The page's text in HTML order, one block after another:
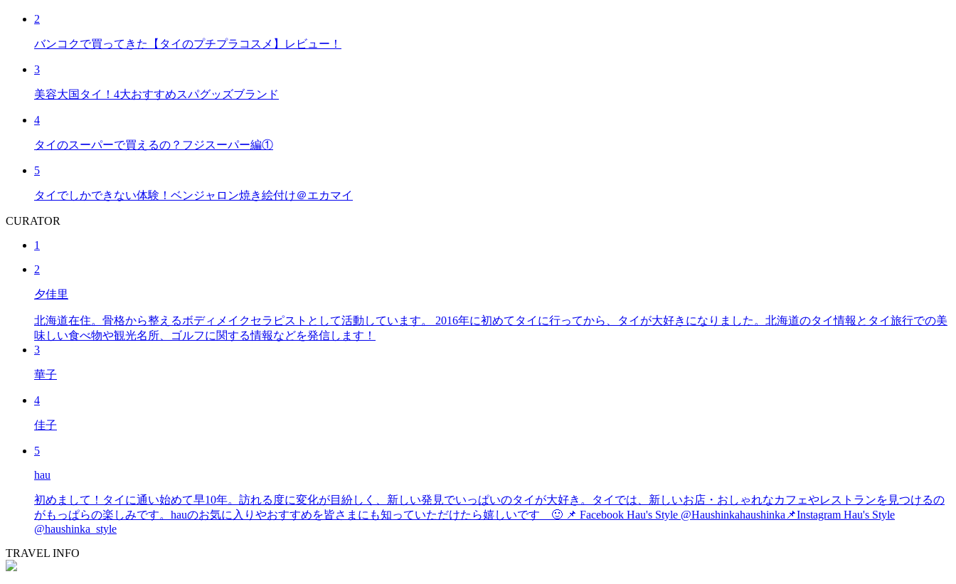
2
バンコクで買ってきた【タイのプチプラコスメ】レビュー！
3
美容大国タイ！4大おすすめスパグッズブランド
4
タイのスーパーで買えるの？フジスーパー編①
5
タイでしかできない体験！ベンジャロン焼き絵付け＠エカマイ
CURATOR
1
2
夕佳里
北海道在住。骨格から整えるボディメイクセラピストとして活動しています。 2016年に初めてタイに行ってから、タイが大好きになりました。北海道のタイ情報とタイ旅行での美
味しい食べ物や観光名所、ゴルフに関する情報などを発信します！
3
華子
4
佳子
5
hau
初めまして！タイに通い始めて早10年。訪れる度に変化が目紛しく、新しい発見でいっぱいのタイが大好き。タイでは、新しいお店・おしゃれなカフェやレストランを見つけるの
がもっぱらの楽しみです。hauのお気に入りやおすすめを皆さまにも知っていただけたら嬉しいです 🙂 📌 Facebook Hau's Style @Haushinkahaushinka📌Instagram Hau's Style
@haushinka_style
TRAVEL INFO